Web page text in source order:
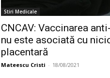
Stiri Medicale
CNCAV: Vaccinarea
nu este asociată cu
placentară
Mateescu Cristi - 18/08/2021